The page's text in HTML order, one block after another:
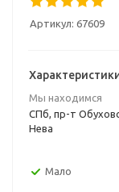
Артикул: 67609
Мы находимся
СПб, пр-т
Нева
Мало